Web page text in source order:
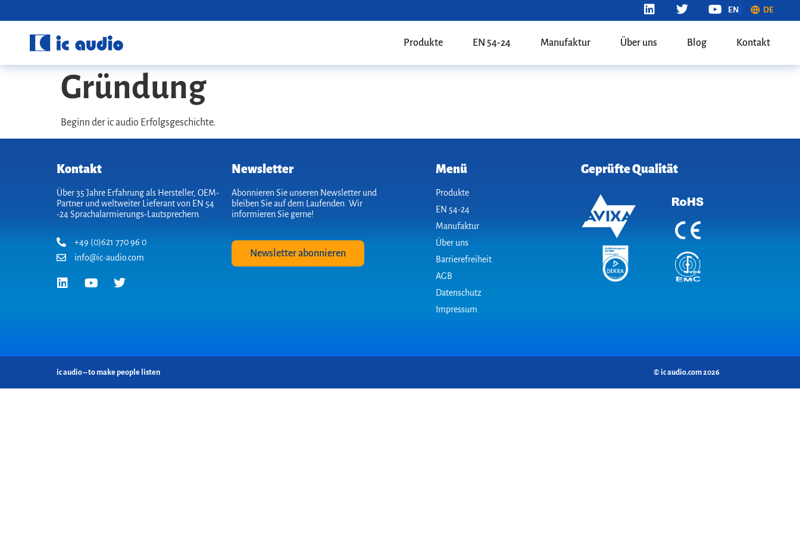
EN DE
Produkte EN 54-24 Manufaktur Über uns Blog Kontakt
Gründung
Beginn der ic audio Erfolgsgeschichte.
Kontakt
Über 35 Jahre Erfahrung als Hersteller, OEM-
Partner und weltweiter Lieferant von EN 54
-24 Sprach­alarmierungs-Lautsprechern.
+49 (0)621 770 96 0
info@ic-audio.com
Newsletter
Abonnieren Sie unseren Newsletter und
bleiben Sie auf dem Laufenden. Wir
informieren Sie gerne!
Newsletter abonnieren
Menü
Produkte
EN 54-24
Manufaktur
Über uns
Barrierefreiheit
AGB
Datenschutz
Impressum
Geprüfte Qualität
ic audio – to make people listen © ic audio.com 2026